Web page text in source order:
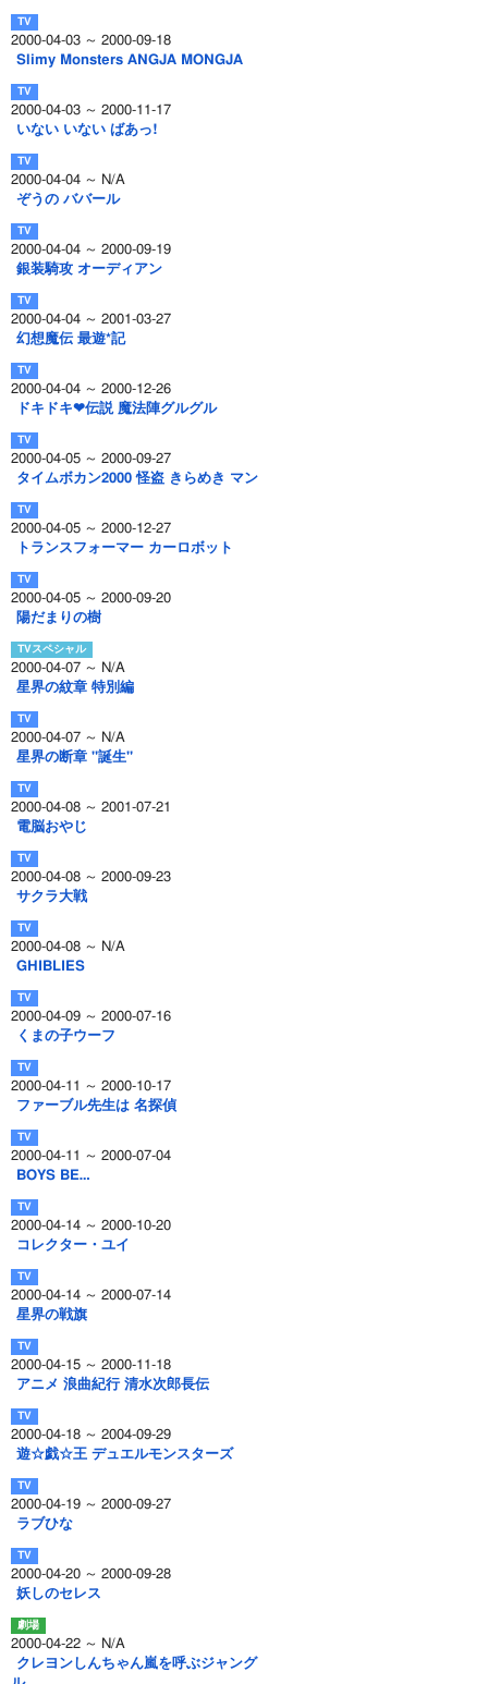
2000-04-03 ～ 2000-09-18
Slimy Monsters ANGJA MONGJA
2000-04-03 ～ 2000-11-17
いない いない ばあっ!
2000-04-04 ～ N/A
ぞうの ババール
2000-04-04 ～ 2000-09-19
銀装騎攻 オーディアン
2000-04-04 ～ 2001-03-27
幻想魔伝 最遊*記
2000-04-04 ～ 2000-12-26
ドキドキ❤伝説 魔法陣グルグル
2000-04-05 ～ 2000-09-27
タイムボカン2000 怪盗 きらめき マン
2000-04-05 ～ 2000-12-27
トランスフォーマー カーロボット
2000-04-05 ～ 2000-09-20
陽だまりの樹
2000-04-07 ～ N/A
星界の紋章 特別編
2000-04-07 ～ N/A
星界の断章 "誕生"
2000-04-08 ～ 2001-07-21
電脳おやじ
2000-04-08 ～ 2000-09-23
サクラ大戦
2000-04-08 ～ N/A
GHIBLIES
2000-04-09 ～ 2000-07-16
くまの子ウーフ
2000-04-11 ～ 2000-10-17
ファーブル先生は 名探偵
2000-04-11 ～ 2000-07-04
BOYS BE…
2000-04-14 ～ 2000-10-20
コレクター・ユイ
2000-04-14 ～ 2000-07-14
星界の戦旗
2000-04-15 ～ 2000-11-18
アニメ 浪曲紀行 清水次郎長伝
2000-04-18 ～ 2004-09-29
遊☆戯☆王 デュエルモンスターズ
2000-04-19 ～ 2000-09-27
ラブひな
2000-04-20 ～ 2000-09-28
妖しのセレス
2000-04-22 ～ N/A
クレヨンしんちゃん嵐を呼ぶジャング